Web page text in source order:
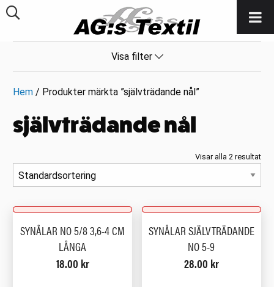
Visa filter
Hem / Produkter märkta ”självträdande nål”
självträdande nål
Visar alla 2 resultat
SYNÅLAR NO 5/8 3,6-4 CM
LÅNGA
18.00 kr
SYNÅLAR SJÄLVTRÄDANDE
NO 5-9
28.00 kr